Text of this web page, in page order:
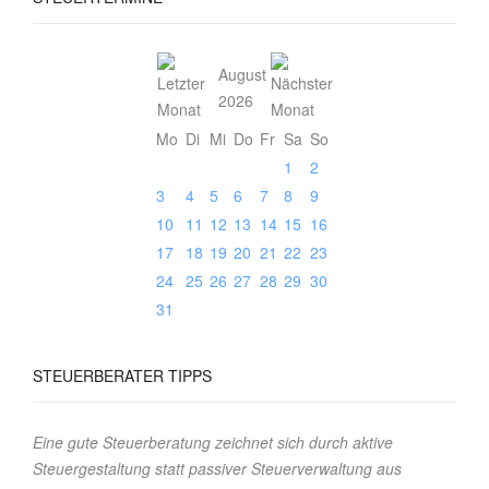
August
2026
Mo Di Mi Do Fr Sa So
1
2
3
4 5 6 7 8
9
10
11 12 13 14 15 16
17
18 19 20 21 22 23
24 25 26 27 28 29 30
31
STEUERBERATER TIPPS
Eine gute Steuerberatung zeichnet sich durch aktive
Steuergestaltung statt passiver Steuerverwaltung aus